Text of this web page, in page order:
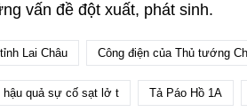
vấn đề đột xuất, phát sinh.
tỉnh Lai Châu Công điện của Thủ tướng
hậu quả sự cố sạt lở t Tả Páo Hồ 1A